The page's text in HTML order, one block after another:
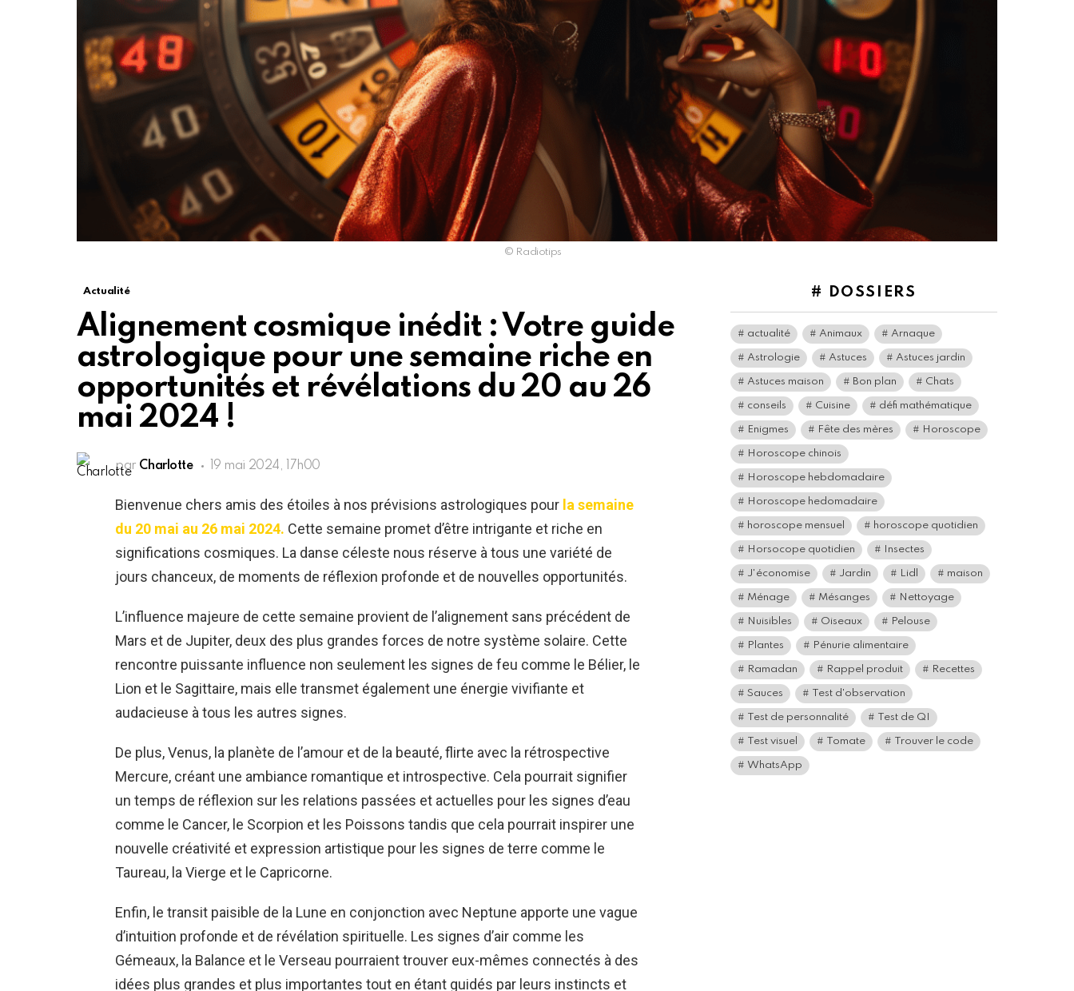
© Radiotips
Actualité
Alignement cosmique inédit : Votre guide
astrologique pour une semaine riche en
opportunités et révélations du 20 au 26
mai 2024 !
par Charlotte 19 mai 2024, 17h00
Bienvenue chers amis des étoiles à nos prévisions astrologiques pour la semaine
du 20 mai au 26 mai 2024. Cette semaine promet d’être intrigante et riche en
significations cosmiques. La danse céleste nous réserve à tous une variété de
jours chanceux, de moments de réflexion profonde et de nouvelles opportunités.
L’influence majeure de cette semaine provient de l’alignement sans précédent de
Mars et de Jupiter, deux des plus grandes forces de notre système solaire. Cette
rencontre puissante influence non seulement les signes de feu comme le Bélier, le
Lion et le Sagittaire, mais elle transmet également une énergie vivifiante et
audacieuse à tous les autres signes.
De plus, Venus, la planète de l’amour et de la beauté, flirte avec la rétrospective
Mercure, créant une ambiance romantique et introspective. Cela pourrait signifier
un temps de réflexion sur les relations passées et actuelles pour les signes d’eau
comme le Cancer, le Scorpion et les Poissons tandis que cela pourrait inspirer une
nouvelle créativité et expression artistique pour les signes de terre comme le
Taureau, la Vierge et le Capricorne.
Enfin, le transit paisible de la Lune en conjonction avec Neptune apporte une vague
d’intuition profonde et de révélation spirituelle. Les signes d’air comme les
Gémeaux, la Balance et le Verseau pourraient trouver eux-mêmes connectés à des
idées plus grandes et plus importantes tout en étant guidés par leurs instincts et
# DOSSIERS
actualité Animaux Arnaque
Astrologie Astuces Astuces jardin
Astuces maison Bon plan Chats
conseils Cuisine défi mathématique
Enigmes Fête des mères Horoscope
Horoscope chinois
Horoscope hebdomadaire
Horoscope hedomadaire
horoscope mensuel horoscope quotidien
Horsocope quotidien Insectes
J'économise Jardin Lidl maison
Ménage Mésanges Nettoyage
Nuisibles Oiseaux Pelouse
Plantes Pénurie alimentaire
Ramadan Rappel produit Recettes
Sauces Test d'observation
Test de personnalité Test de QI
Test visuel Tomate Trouver le code
WhatsApp